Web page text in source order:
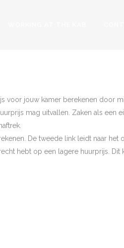
RENT
voor jouw kamer berekenen door
mag uitvallen. Zaken als een
De tweede link leidt naar het
hebt op een lagere huurprijs. Dit